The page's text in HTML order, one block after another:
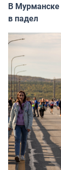
В
в падел